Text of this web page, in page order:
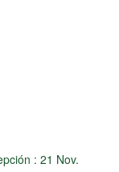
: 21 Nov.